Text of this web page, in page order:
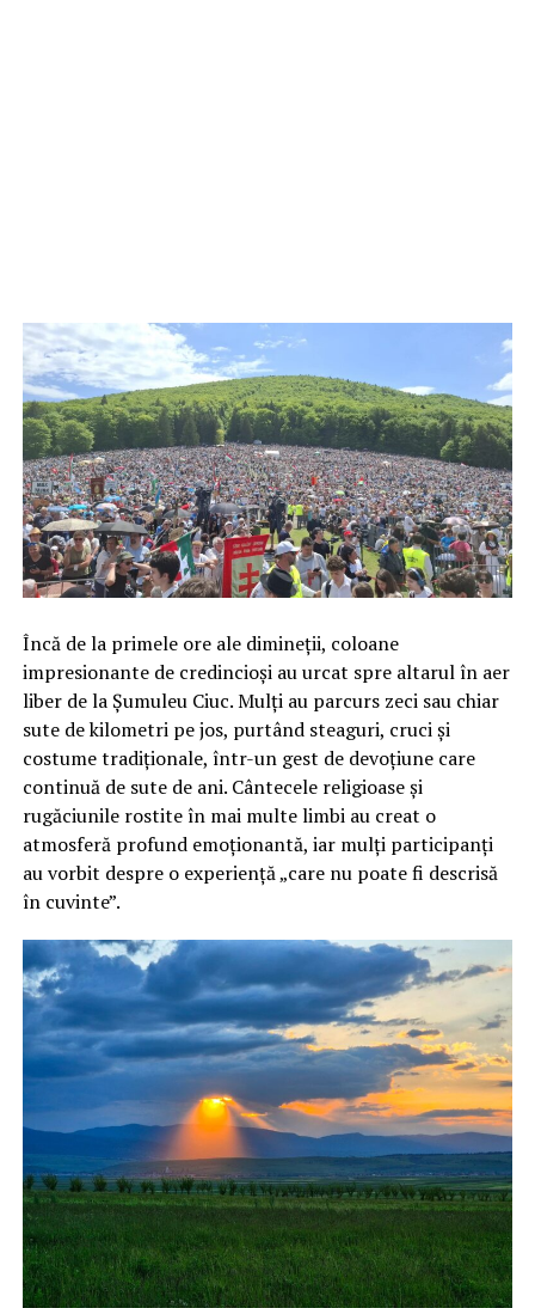
Încă de la primele ore ale dimineții, coloane
impresionante de credincioși au urcat spre altarul în aer
liber de la Șumuleu Ciuc. Mulți au parcurs zeci sau chiar
sute de kilometri pe jos, purtând steaguri, cruci și
costume tradiționale, într-un gest de devoțiune care
continuă de sute de ani. Cântecele religioase și
rugăciunile rostite în mai multe limbi au creat o
atmosferă profund emoționantă, iar mulți participanți
au vorbit despre o experiență „care nu poate fi descrisă
în cuvinte”.